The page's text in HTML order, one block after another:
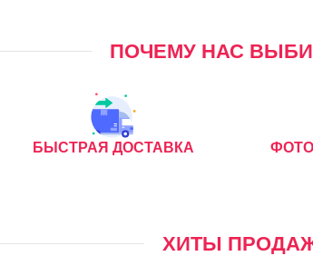
ПОЧЕМУ НАС
БЫСТРАЯ ДОСТАВКА
ХИТЫ